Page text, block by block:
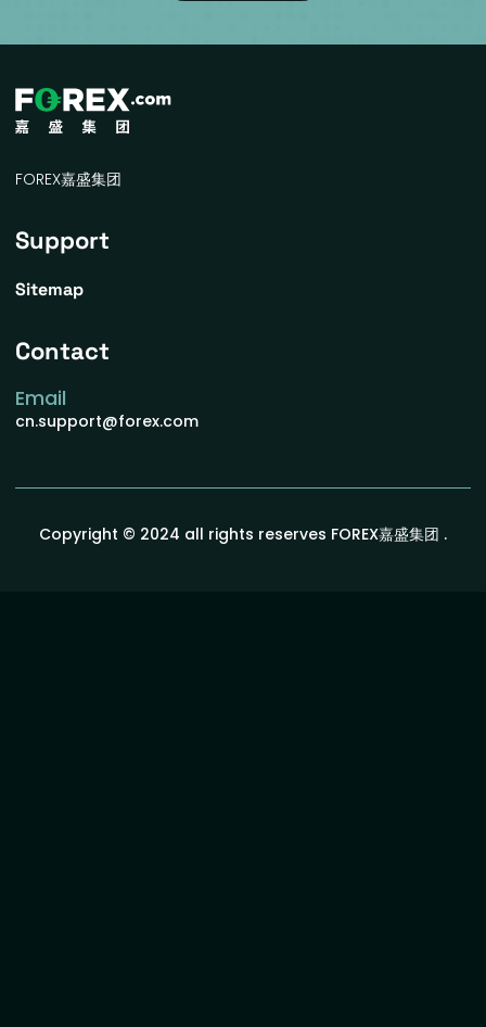
FOREX嘉盛集团
Support
Sitemap
Contact
Email
cn.support@forex.com
Copyright © 2024 all rights reserves FOREX嘉盛集团 .